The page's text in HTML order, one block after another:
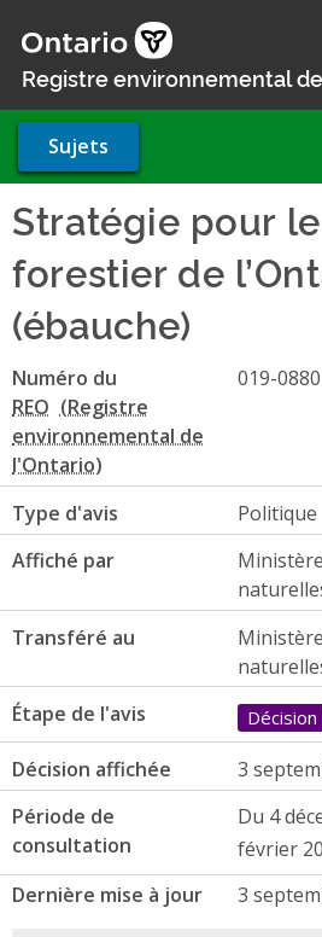
au
contenu
Registre environnemental
Sujets
Stratégie pour
forestier de
(ébauche)
Numéro du
REO
019-0880
Type d'avis
Politique
Affiché par
Transféré au
Étape de l'avis
Décision
Décision affichée
3
Période de
consultation
Du 4
février
Dernière mise à jour 3